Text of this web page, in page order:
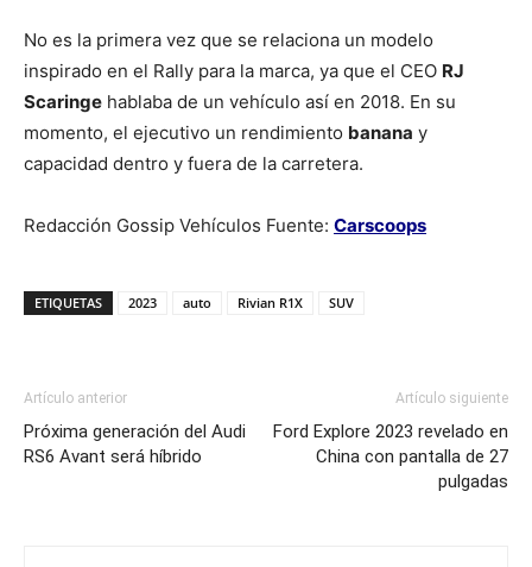
No es la primera vez que se relaciona un modelo
inspirado en el Rally para la marca, ya que el CEO RJ
Scaringe hablaba de un vehículo así en 2018. En su
momento, el ejecutivo un rendimiento banana y
capacidad dentro y fuera de la carretera.
Redacción Gossip Vehículos Fuente: Carscoops
ETIQUETAS 2023 auto Rivian R1X SUV
Artículo anterior
Próxima generación del Audi
RS6 Avant será híbrido
Artículo siguiente
Ford Explore 2023 revelado en
China con pantalla de 27
pulgadas